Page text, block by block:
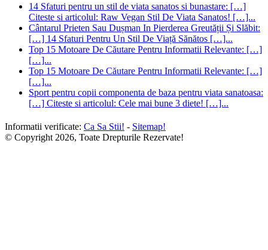
14 Sfaturi pentru un stil de viata sanatos si bunastare: […]
Citeste si articolul: Raw Vegan Stil De Viata Sanatos! […]...
Cântarul Prieten Sau Dușman In Pierderea Greutății Și Slăbit:
[…] 14 Sfaturi Pentru Un Stil De Viață Sănătos […]...
Top 15 Motoare De Căutare Pentru Informatii Relevante: […]
[…]...
Top 15 Motoare De Căutare Pentru Informatii Relevante: […]
[…]...
Sport pentru copii componenta de baza pentru viata sanatoasa:
[…] Citeste si articolul: Cele mai bune 3 diete! […]...
Informatii verificate: Ca Sa Stii! - Sitemap!
© Copyright 2026, Toate Drepturile Rezervate!